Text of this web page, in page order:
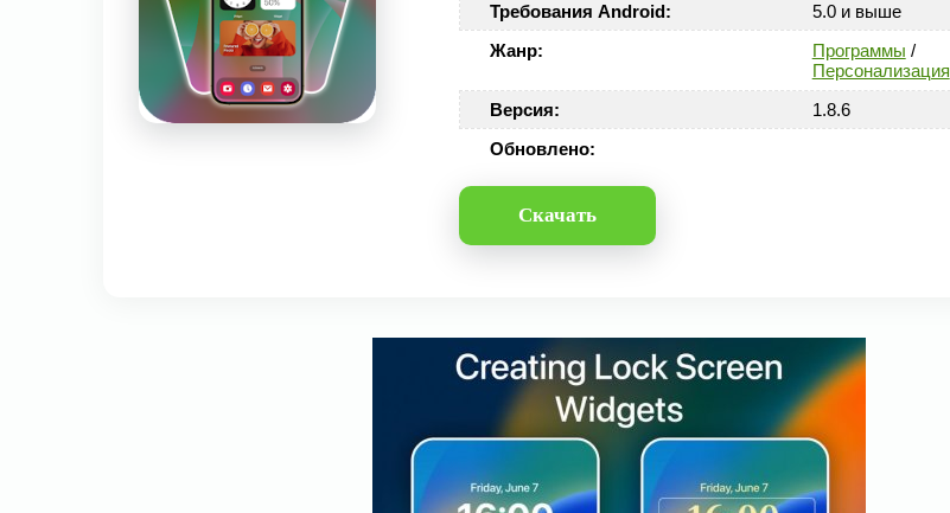
Требования Android:
5.0 и выше
Жанр:
Программы /
Персонализация
Версия:
1.8.6
Обновлено:
Скачать